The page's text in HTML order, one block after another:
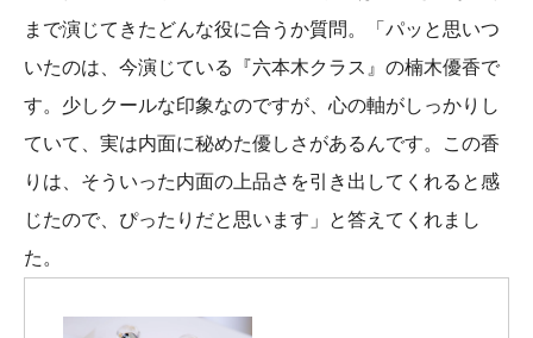
まで演じてきたどんな役に合うか質問。「パッと思いつ
いたのは、今演じている『六本木クラス』の楠木優香で
す。少しクールな印象なのですが、心の軸がしっかりし
ていて、実は内面に秘めた優しさがあるんです。この香
りは、そういった内面の上品さを引き出してくれると感
じたので、ぴったりだと思います」と答えてくれまし
た。